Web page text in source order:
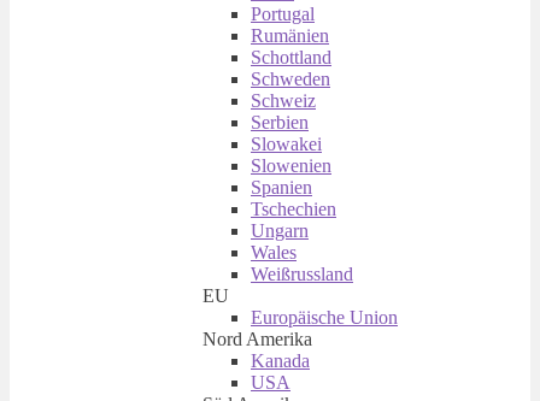
Portugal
Rumänien
Schottland
Schweden
Schweiz
Serbien
Slowakei
Slowenien
Spanien
Tschechien
Ungarn
Wales
Weißrussland
EU
Europäische Union
Nord Amerika
Kanada
USA